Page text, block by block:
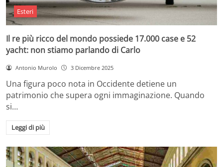
Esteri
Il re più ricco del mondo possiede 17.000 case e 52
yacht: non stiamo parlando di Carlo
Antonio Murolo 3 Dicembre 2025
Una figura poco nota in Occidente detiene un
patrimonio che supera ogni immaginazione. Quando
si…
Leggi di più